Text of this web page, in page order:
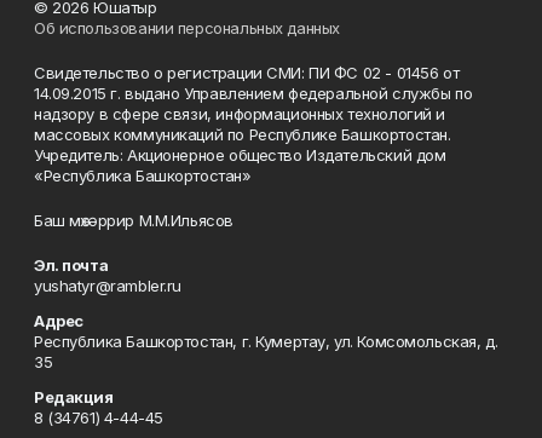
© 2026 Юшатыр
Об использовании персональных данных
Свидетельство о регистрации СМИ: ПИ ФС 02 - 01456 от
14.09.2015 г. выдано Управлением федеральной службы по
надзору в сфере связи, информационных технологий и
массовых коммуникаций по Республике Башкортостан.
Учредитель: Акционерное общество Издательский дом
«Республика Башкортостан»
Баш мөхәррир М.М.Ильясов
Эл. почта
yushatyr@rambler.ru
Адрес
Республика Башкортостан, г. Кумертау, ул. Комсомольская, д.
35
Редакция
8 (34761) 4-44-45